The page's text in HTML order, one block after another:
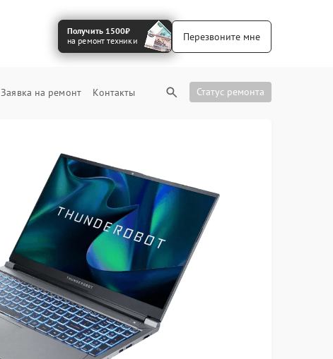
Получить 1500₽
на ремонт техники
Перезвоните мне
Заявка на ремонт Контакты Статус ремонта